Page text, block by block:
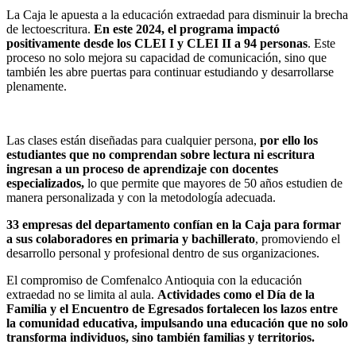
La Caja le apuesta a la educación extraedad para disminuir la brecha
de lectoescritura. En este 2024, el programa impactó
positivamente desde los CLEI I y CLEI II a 94 personas. Este
proceso no solo mejora su capacidad de comunicación, sino que
también les abre puertas para continuar estudiando y desarrollarse
plenamente.
Las clases están diseñadas para cualquier persona, por ello los
estudiantes que no comprendan sobre lectura ni escritura
ingresan a un proceso de aprendizaje con docentes
especializados, lo que permite que mayores de 50 años estudien de
manera personalizada y con la metodología adecuada.
33 empresas del departamento confían en la Caja para formar
a sus colaboradores en primaria y bachillerato, promoviendo el
desarrollo personal y profesional dentro de sus organizaciones.
El compromiso de Comfenalco Antioquia con la educación
extraedad no se limita al aula. Actividades como el Día de la
Familia y el Encuentro de Egresados fortalecen los lazos entre
la comunidad educativa, impulsando una educación que no solo
transforma individuos, sino también familias y territorios.